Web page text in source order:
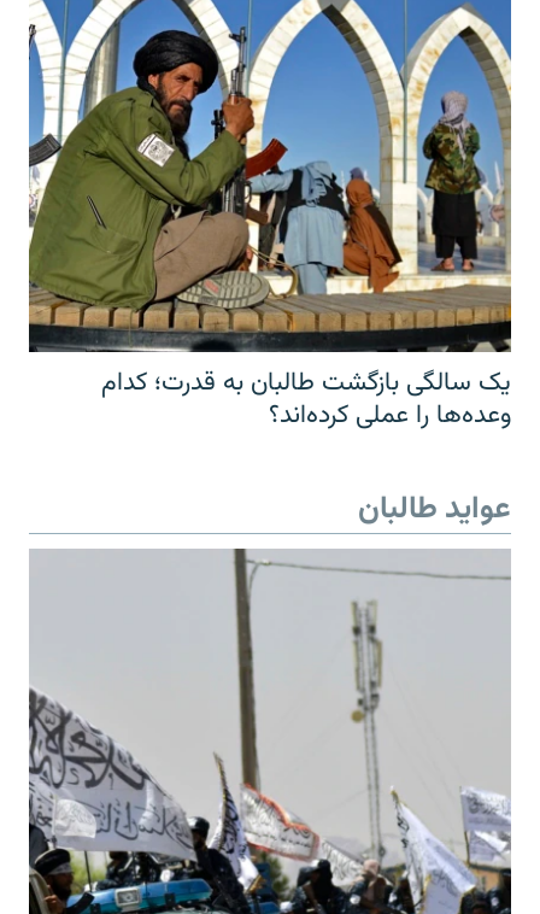
یک سالگی بازگشت طالبان به قدرت؛ کدام
وعده‌ها را عملی کرده‌اند؟
عواید طالبان